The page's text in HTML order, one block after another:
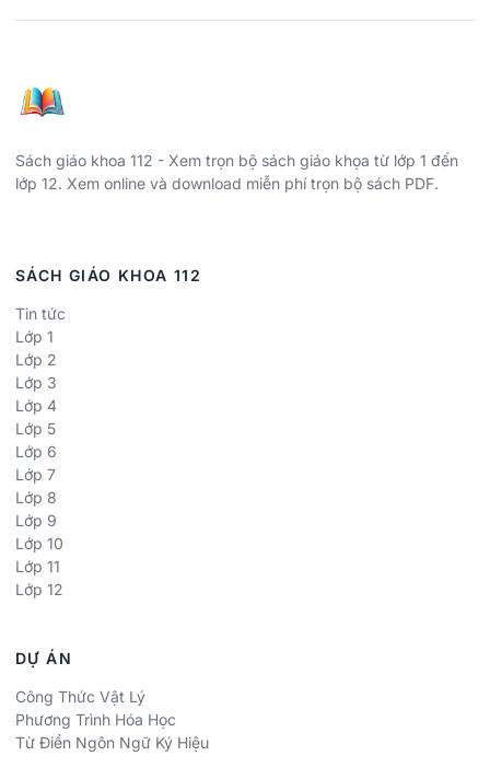
Sách giáo khoa 112 - Xem trọn bộ sách giáo khọa từ lớp 1 đến
lớp 12. Xem online và download miễn phí trọn bộ sách PDF.
SÁCH GIÁO KHOA 112
Tin tức
Lớp 1
Lớp 2
Lớp 3
Lớp 4
Lớp 5
Lớp 6
Lớp 7
Lớp 8
Lớp 9
Lớp 10
Lớp 11
Lớp 12
DỰ ÁN
Công Thức Vật Lý
Phương Trình Hóa Học
Từ Điển Ngôn Ngữ Ký Hiệu